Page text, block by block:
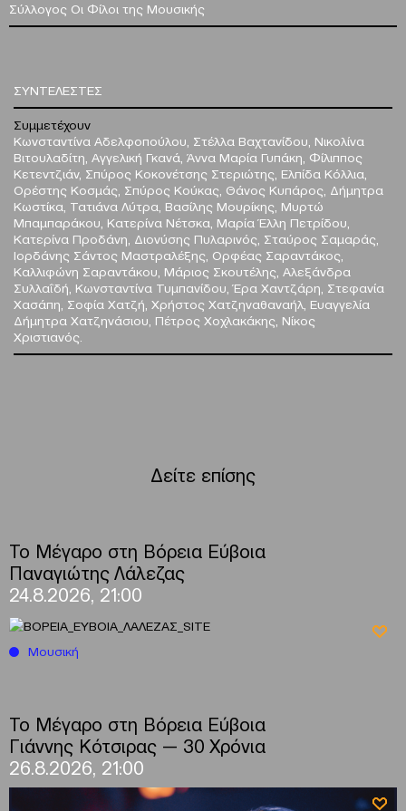
Σύλλογος Οι Φίλοι της Μουσικής
ΣΥΝΤΕΛΕΣΤΕΣ
Συμμετέχουν
Κωνσταντίνα Αδελφοπούλου, Στέλλα Βαχτανίδου, Νικολίνα
Βιτουλαδίτη, Αγγελική Γκανά, Άννα Μαρία Γυπάκη, Φίλιππος
Κετεντζιάν, Σπύρος Κοκονέτσης Στεριώτης, Ελπίδα Κόλλια,
Ορέστης Κοσμάς, Σπύρος Κούκας, Θάνος Κυπάρος, Δήμητρα
Κωστίκα, Τατιάνα Λύτρα, Βασίλης Μουρίκης, Μυρτώ
Μπαμπαράκου, Κατερίνα Νέτσκα, Μαρία Έλλη Πετρίδου,
Κατερίνα Προδάνη, Διονύσης Πυλαρινός, Σταύρος Σαμαράς,
Ιορδάνης Σάντος Μαστραλέξης, Ορφέας Σαραντάκος,
Καλλιφώνη Σαραντάκου, Μάριος Σκουτέλης, Αλεξάνδρα
Συλλαΐδή, Κωνσταντίνα Τυμπανίδου, Έρα Χαντζάρη, Στεφανία
Χασάπη, Σοφία Χατζή, Χρήστος Χατζηναθαναήλ, Ευαγγελία
Δήμητρα Χατζηνάσιου, Πέτρος Χοχλακάκης, Νίκος
Χριστιανός.
Δείτε επίσης
Το Μέγαρο στη Βόρεια Εύβοια
Παναγιώτης Λάλεζας
24.8.2026, 21:00
Μουσική
Το Μέγαρο στη Βόρεια Εύβοια
Γιάννης Κότσιρας — 30 Χρόνια
26.8.2026, 21:00